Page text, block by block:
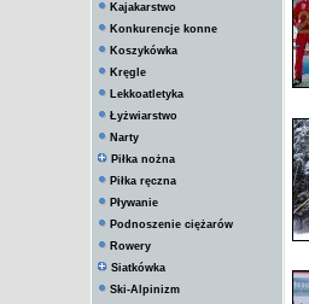
Kajakarstwo
Konkurencje konne
Koszykówka
Kręgle
Lekkoatletyka
Łyżwiarstwo
Narty
Piłka nożna
Piłka ręczna
Pływanie
Podnoszenie ciężarów
Rowery
Siatkówka
Ski-Alpinizm